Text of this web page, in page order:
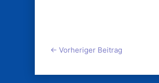
← Vorheriger Beitrag